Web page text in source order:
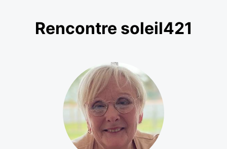
Rencontre soleil421